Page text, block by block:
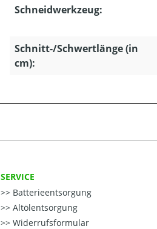
Schneidwerkzeug:
Schnitt-/Schwertlänge (in
cm):
SERVICE
Batterieentsorgung
Altölentsorgung
Widerrufsformular